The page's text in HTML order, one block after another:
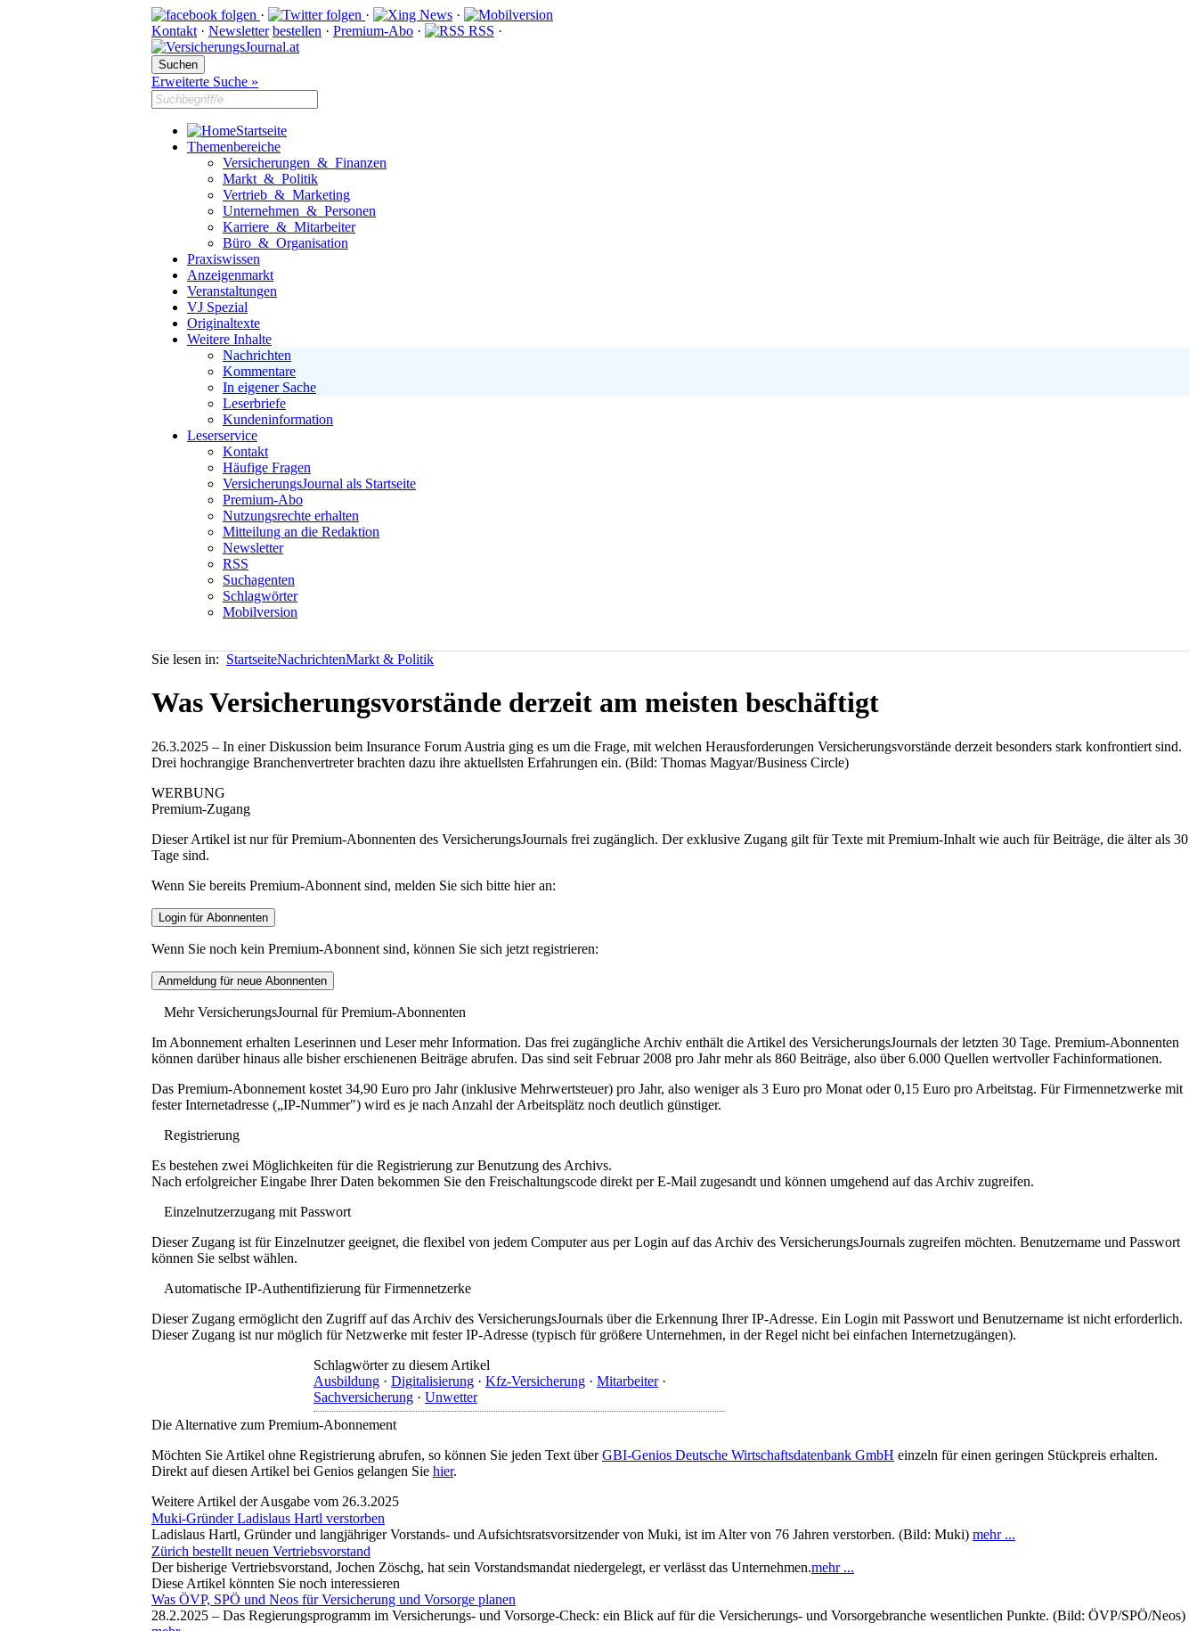
· ·
·
Kontakt · Newsletter bestellen · Premium-Abo · RSS ·
Erweiterte Suche »
Startseite
Themenbereiche
Versicherungen & Finanzen
Markt & Politik
Vertrieb & Marketing
Unternehmen & Personen
Karriere & Mitarbeiter
Büro & Organisation
Praxiswissen
Anzeigenmarkt
Veranstaltungen
VJ Spezial
Originaltexte
Weitere Inhalte
Nachrichten
Kommentare
In eigener Sache
Leserbriefe
Kundeninformation
Leserservice
Kontakt
Häufige Fragen
VersicherungsJournal als Startseite
Premium-Abo
Nutzungsrechte erhalten
Mitteilung an die Redaktion
Newsletter
RSS
Suchagenten
Schlagwörter
Mobilversion
Sie lesen in: StartseiteNachrichtenMarkt & Politik
Was Versicherungsvorstände derzeit am meisten beschäftigt
26.3.2025 – In einer Diskussion beim Insurance Forum Austria ging es um die Frage, mit welchen Herausforderungen Versicherungsvorstände derzeit besonders stark konfrontiert sind.
Drei hochrangige Branchenvertreter brachten dazu ihre aktuellsten Erfahrungen ein. (Bild: Thomas Magyar/Business Circle)
WERBUNG
Premium-Zugang
Dieser Artikel ist nur für Premium-Abonnenten des VersicherungsJournals frei zugänglich. Der exklusive Zugang gilt für Texte mit Premium-Inhalt wie auch für Beiträge, die älter als 30
Tage sind.
Wenn Sie bereits Premium-Abonnent sind, melden Sie sich bitte hier an:
Wenn Sie noch kein Premium-Abonnent sind, können Sie sich jetzt registrieren:
Mehr VersicherungsJournal für Premium-Abonnenten
Im Abonnement erhalten Leserinnen und Leser mehr Information. Das frei zugängliche Archiv enthält die Artikel des VersicherungsJournals der letzten 30 Tage. Premium-Abonnenten
können darüber hinaus alle bisher erschienenen Beiträge abrufen. Das sind seit Februar 2008 pro Jahr mehr als 860 Beiträge, also über 6.000 Quellen wertvoller Fachinformationen.
Das Premium-Abonnement kostet 34,90 Euro pro Jahr (inklusive Mehrwertsteuer) pro Jahr, also weniger als 3 Euro pro Monat oder 0,15 Euro pro Arbeitstag. Für Firmennetzwerke mit
fester Internetadresse („IP-Nummer") wird es je nach Anzahl der Arbeitsplätz noch deutlich günstiger.
Registrierung
Es bestehen zwei Möglichkeiten für die Registrierung zur Benutzung des Archivs.
Nach erfolgreicher Eingabe Ihrer Daten bekommen Sie den Freischaltungscode direkt per E-Mail zugesandt und können umgehend auf das Archiv zugreifen.
Einzelnutzerzugang mit Passwort
Dieser Zugang ist für Einzelnutzer geeignet, die flexibel von jedem Computer aus per Login auf das Archiv des VersicherungsJournals zugreifen möchten. Benutzername und Passwort
können Sie selbst wählen.
Automatische IP-Authentifizierung für Firmennetzerke
Dieser Zugang ermöglicht den Zugriff auf das Archiv des VersicherungsJournals über die Erkennung Ihrer IP-Adresse. Ein Login mit Passwort und Benutzername ist nicht erforderlich.
Dieser Zugang ist nur möglich für Netzwerke mit fester IP-Adresse (typisch für größere Unternehmen, in der Regel nicht bei einfachen Internetzugängen).
Schlagwörter zu diesem Artikel
Ausbildung · Digitalisierung · Kfz-Versicherung · Mitarbeiter·
Sachversicherung · Unwetter
Die Alternative zum Premium-Abonnement
Möchten Sie Artikel ohne Registrierung abrufen, so können Sie jeden Text überGBI-Genios Deutsche Wirtschaftsdatenbank GmbH einzeln für einen geringen Stückpreis erhalten.
Direkt auf diesen Artikel bei Genios gelangen Sie hier.
Weitere Artikel der Ausgabe vom 26.3.2025
Muki-Gründer Ladislaus Hartl verstorben
Ladislaus Hartl, Gründer und langjähriger Vorstands- und Aufsichtsratsvorsitzender von Muki, ist im Alter von 76 Jahren verstorben. (Bild: Muki) mehr ...
Zürich bestellt neuen Vertriebsvorstand
Der bisherige Vertriebsvorstand, Jochen Zöschg, hat sein Vorstandsmandat niedergelegt, er verlässt das Unternehmen.mehr ...
Diese Artikel könnten Sie noch interessieren
Was ÖVP, SPÖ und Neos für Versicherung und Vorsorge planen
28.2.2025 – Das Regierungsprogramm im Versicherungs- und Vorsorge-Check: ein Blick auf für die Versicherungs- und Vorsorgebranche wesentlichen Punkte. (Bild: ÖVP/SPÖ/Neos)